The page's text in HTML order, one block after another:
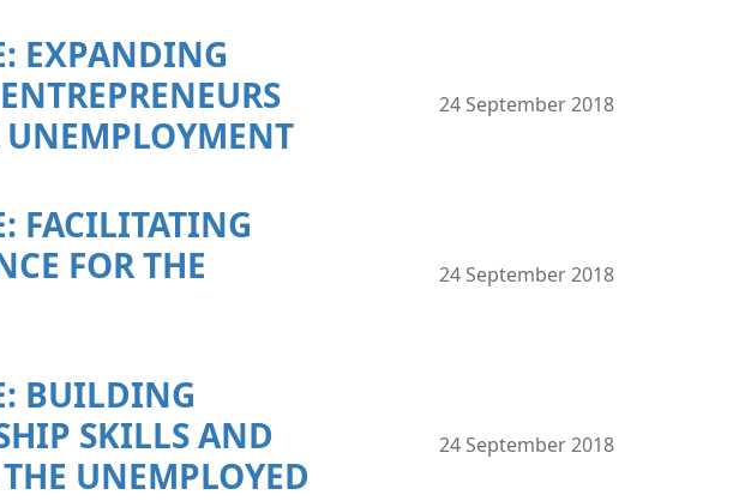
EXPANDING
24 September 2018
FACILITATING
FOR THE
24 September 2018
BUILDING
SKILLS AND
UNEMPLOYED
24 September 2018